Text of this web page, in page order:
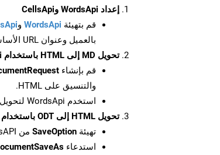
إعداد WordsApi وCellsApi
قم بتهيئة WordsApi و
بالعميل وعنوان URL الأساسي وإصدار واجهة برمجة التطبيقات
تحويل MD إلى HTML باستخدام WordsApi
قم بإنشاء
والتنسيق على HTML.
استخدم WordsApi لتحويل مستند MD إلى HTML.
تحويل HTML إلى ODT باستخدام CellsApi
تهيئة SaveOption من CellsAPI باستخدام SaveFormat كـ ODT
استدعاء